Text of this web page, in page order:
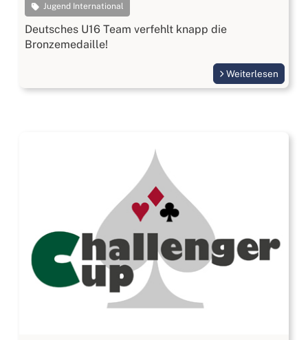
Jugend International
Deutsches U16 Team verfehlt knapp die
Bronzemedaille!
Weiterlesen